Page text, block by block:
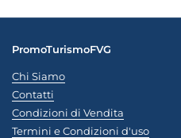
PromoTurismoFVG
Chi Siamo
Contatti
Condizioni di Vendita
Termini e Condizioni d'uso